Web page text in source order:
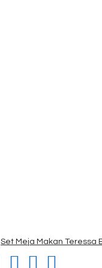
Set Meja Makan Teressa